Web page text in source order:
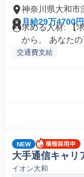
神奈川県大和市
月給29万4700円
求める人材: 【
から。 あなたの
交通費支給
NEW
大手通信キャリ
イオン大和